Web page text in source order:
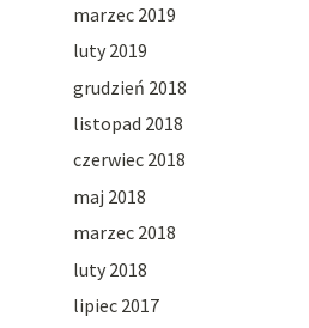
marzec 2019
luty 2019
grudzień 2018
listopad 2018
czerwiec 2018
maj 2018
marzec 2018
luty 2018
lipiec 2017